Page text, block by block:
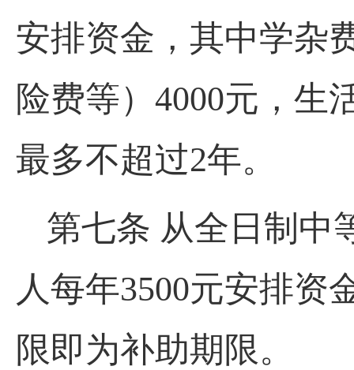
安排资金，其中学杂
险费等）4000元，生
最多不超过2年。
第七条 从全日制中
人每年3500元安排资
限即为补助期限。